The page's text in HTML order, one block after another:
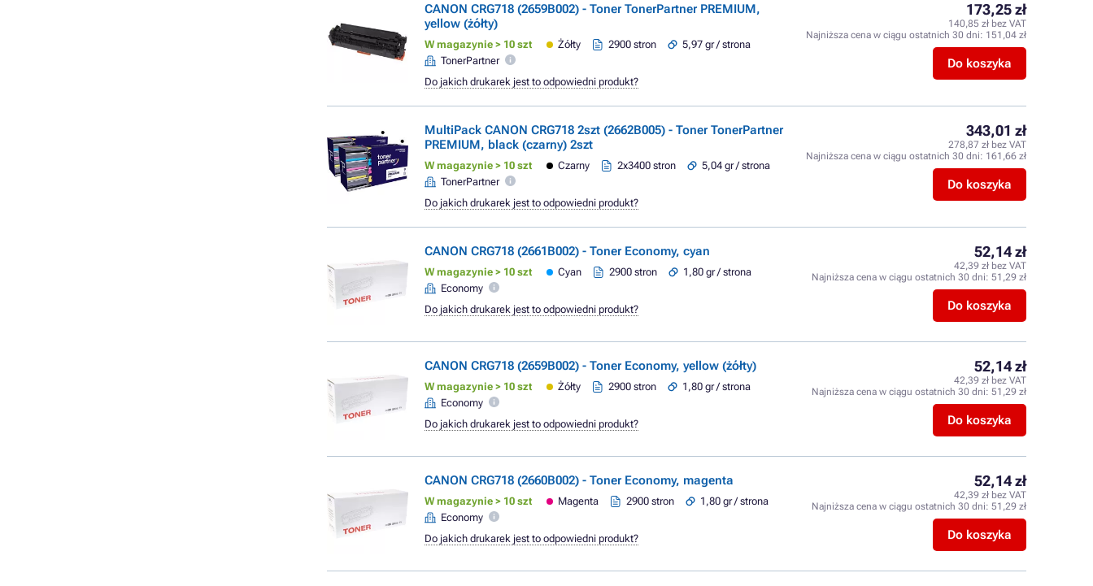
CANON CRG718 (2659B002) - Toner TonerPartner PREMIUM,
yellow (żółty)
W magazynie > 10 szt Żółty 2900 stron
5,97 gr / strona
TonerPartner
173,25 zł
140,85 zł bez VAT
Najniższa cena w ciągu ostatnich 30 dni: 151,04 zł
Do koszyka
Do jakich drukarek jest to odpowiedni produkt?
MultiPack CANON CRG718 2szt (2662B005) - Toner TonerPartner
PREMIUM, black (czarny) 2szt
W magazynie > 10 szt Czarny 2x3400 stron
5,04 gr / strona
TonerPartner
343,01 zł
278,87 zł bez VAT
Najniższa cena w ciągu ostatnich 30 dni: 161,66 zł
Do koszyka
Do jakich drukarek jest to odpowiedni produkt?
CANON CRG718 (2661B002) - Toner Economy, cyan
W magazynie > 10 szt Cyan 2900 stron
1,80 gr / strona
Economy
52,14 zł
42,39 zł bez VAT
Najniższa cena w ciągu ostatnich 30 dni: 51,29 zł
Do koszyka
Do jakich drukarek jest to odpowiedni produkt?
CANON CRG718 (2659B002) - Toner Economy, yellow (żółty)
W magazynie > 10 szt Żółty 2900 stron
1,80 gr / strona
Economy
52,14 zł
42,39 zł bez VAT
Najniższa cena w ciągu ostatnich 30 dni: 51,29 zł
Do koszyka
Do jakich drukarek jest to odpowiedni produkt?
CANON CRG718 (2660B002) - Toner Economy, magenta
W magazynie > 10 szt Magenta 2900 stron
1,80 gr / strona
Economy
52,14 zł
42,39 zł bez VAT
Najniższa cena w ciągu ostatnich 30 dni: 51,29 zł
Do koszyka
Do jakich drukarek jest to odpowiedni produkt?